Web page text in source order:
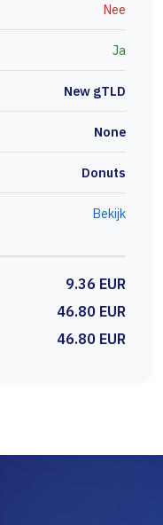
Nee
Ja
New gTLD
None
Donuts
Bekijk
9.36 EUR
46.80 EUR
46.80 EUR